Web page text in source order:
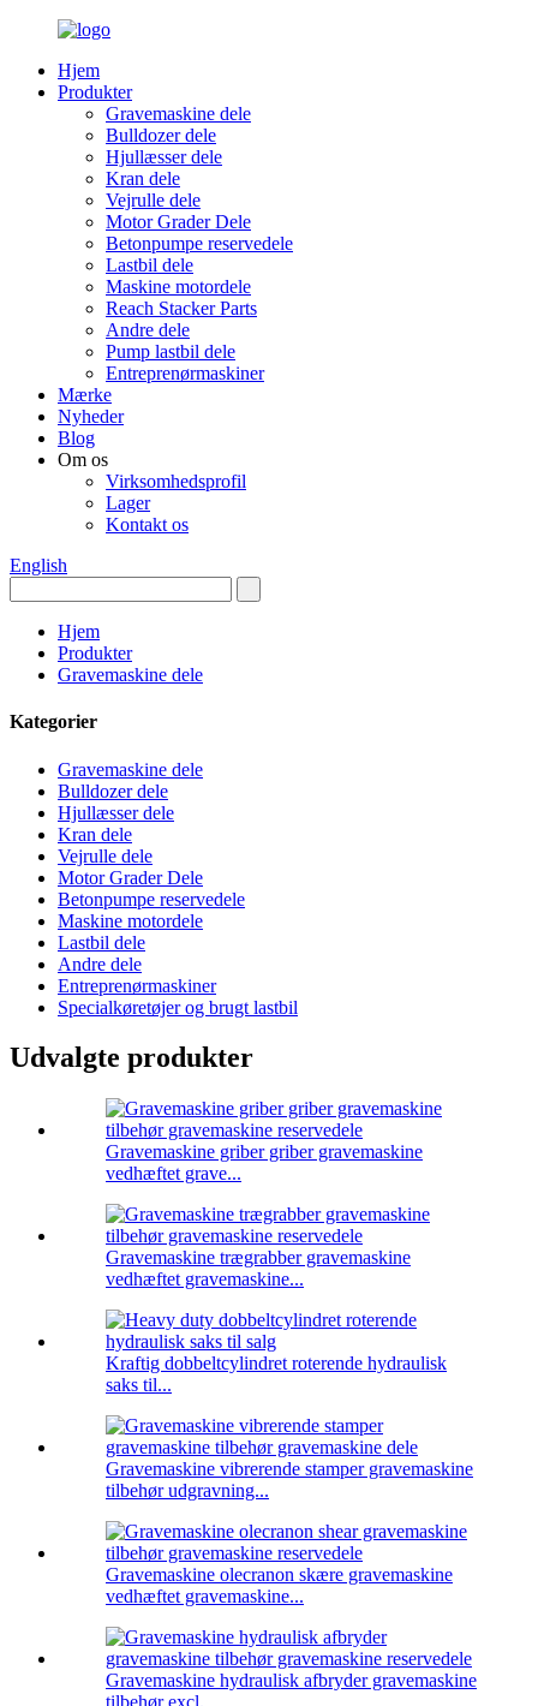
Hjem
Produkter
Gravemaskine dele
Bulldozer dele
Hjullæsser dele
Kran dele
Vejrulle dele
Motor Grader Dele
Betonpumpe reservedele
Lastbil dele
Maskine motordele
Reach Stacker Parts
Andre dele
Pump lastbil dele
Entreprenørmaskiner
Mærke
Nyheder
Blog
Om os
Virksomhedsprofil
Lager
Kontakt os
English
Hjem
Produkter
Gravemaskine dele
Kategorier
Gravemaskine dele
Bulldozer dele
Hjullæsser dele
Kran dele
Vejrulle dele
Motor Grader Dele
Betonpumpe reservedele
Maskine motordele
Lastbil dele
Andre dele
Entreprenørmaskiner
Specialkøretøjer og brugt lastbil
Udvalgte produkter
Gravemaskine griber griber gravemaskine
vedhæftet grave...
Gravemaskine trægrabber gravemaskine
vedhæftet gravemaskine...
Kraftig dobbeltcylindret roterende hydraulisk
saks til...
Gravemaskine vibrerende stamper gravemaskine
tilbehør udgravning...
Gravemaskine olecranon skære gravemaskine
vedhæftet gravemaskine...
Gravemaskine hydraulisk afbryder gravemaskine